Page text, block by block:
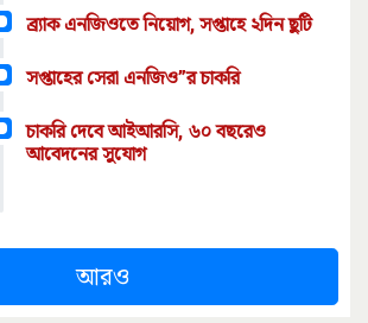
ব্র্যাক এনজিওতে নিয়োগ, সপ্তাহে ২দিন ছুটি
সপ্তাহের সেরা এনজিও”র চাকরি
চাকরি দেবে আইআরসি, ৬০ বছরেও
আবেদনের সুযোগ
আরও